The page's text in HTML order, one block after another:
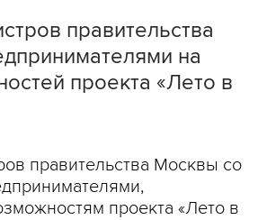
правительства
на
проекта «Лето в
правительства Москвы со
проекта «Лето в